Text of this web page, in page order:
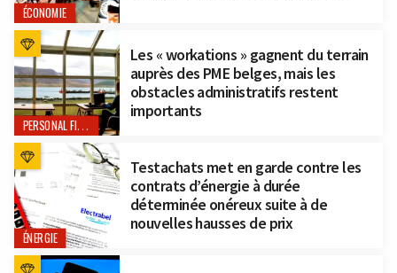
ÉCONOMIE
PERSONAL FINANCE
Les « workations » gagnent du terrain
auprès des PME belges, mais les
obstacles administratifs restent
importants
ÉNERGIE
Testachats met en garde contre les
contrats d’énergie à durée
déterminée onéreux suite à de
nouvelles hausses de prix